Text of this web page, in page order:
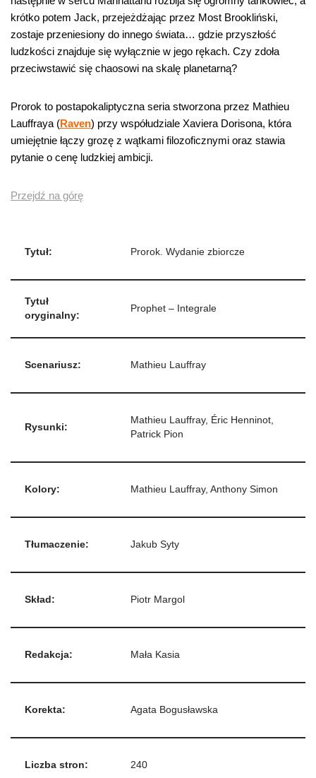
krótko potem Jack, przejeżdżając przez Most Brookliński,
zostaje przeniesiony do innego świata… gdzie przyszłość
ludzkości znajduje się wyłącznie w jego rękach. Czy zdoła
przeciwstawić się chaosowi na skalę planetarną?
Prorok to postapokaliptyczna seria stworzona przez Mathieu
Lauffraya (Raven) przy współudziale Xaviera Dorisona, która
umiejętnie łączy grozę z wątkami filozoficznymi oraz stawia
pytanie o cenę ludzkiej ambicji.
Przejdź na górę
Tytuł: Prorok. Wydanie zbiorcze
Tytuł
oryginalny:
Prophet – Integrale
Scenariusz: Mathieu Lauffray
Rysunki:
Mathieu Lauffray, Éric Henninot,
Patrick Pion
Kolory: Mathieu Lauffray, Anthony Simon
Tłumaczenie: Jakub Syty
Skład: Piotr Margol
Redakcja: Mała Kasia
Korekta: Agata Bogusławska
Liczba stron: 240